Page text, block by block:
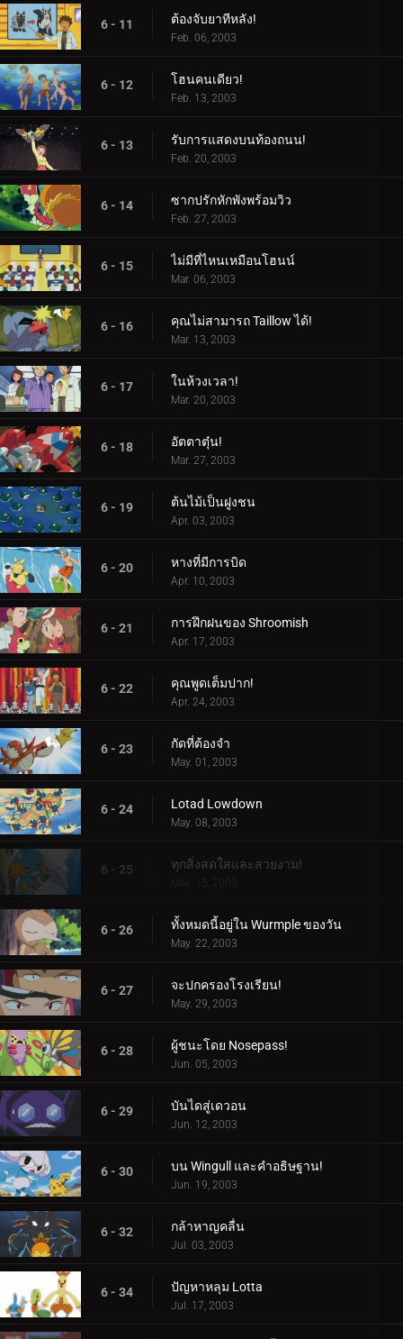
6 - 11 ต้องจับยาทีหลัง!
Feb. 06, 2003
6 - 12 โฮนคนเดียว!
Feb. 13, 2003
6 - 13 รับการแสดงบนท้องถนน!
Feb. 20, 2003
6 - 14 ซากปรักหักพังพร้อมวิว
Feb. 27, 2003
6 - 15 ไม่มีที่ไหนเหมือนโฮนน์
Mar. 06, 2003
6 - 16 คุณไม่สามารถ Taillow ได้!
Mar. 13, 2003
6 - 17 ในห้วงเวลา!
Mar. 20, 2003
6 - 18 อัตตาตุ๋น!
Mar. 27, 2003
6 - 19 ต้นไม้เป็นฝูงชน
Apr. 03, 2003
6 - 20 หางที่มีการบิด
Apr. 10, 2003
6 - 21 การฝึกฝนของ Shroomish
Apr. 17, 2003
6 - 22 คุณพูดเต็มปาก!
Apr. 24, 2003
6 - 23 กัดที่ต้องจำ
May. 01, 2003
6 - 24 Lotad Lowdown
May. 08, 2003
6 - 25 ทุกสิ่งสดใสและสวยงาม!
6 - 26 ทั้งหมดนี้อยู่ใน Wurmple ของวัน
May. 22, 2003
6 - 27 จะปกครองโรงเรียน!
May. 29, 2003
6 - 28 ผู้ชนะโดย Nosepass!
Jun. 05, 2003
6 - 29 บันไดสู่เดวอน
Jun. 12, 2003
6 - 30 บน Wingull และคำอธิษฐาน!
Jun. 19, 2003
6 - 32 กล้าหาญคลื่น
Jul. 03, 2003
6 - 34 ปัญหาหลุม Lotta
Jul. 17, 2003